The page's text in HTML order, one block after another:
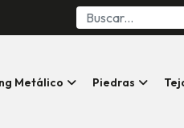
Metálico Piedras